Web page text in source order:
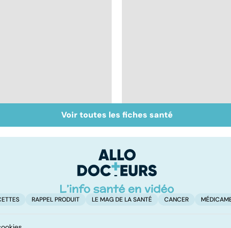
Automutilation : des
ados en souffrance
Mieux comprendre la
schizophrénie
Voir toutes les fiches santé
RAPPEL PRODUIT LE MAG DE LA SANTÉ CANCER